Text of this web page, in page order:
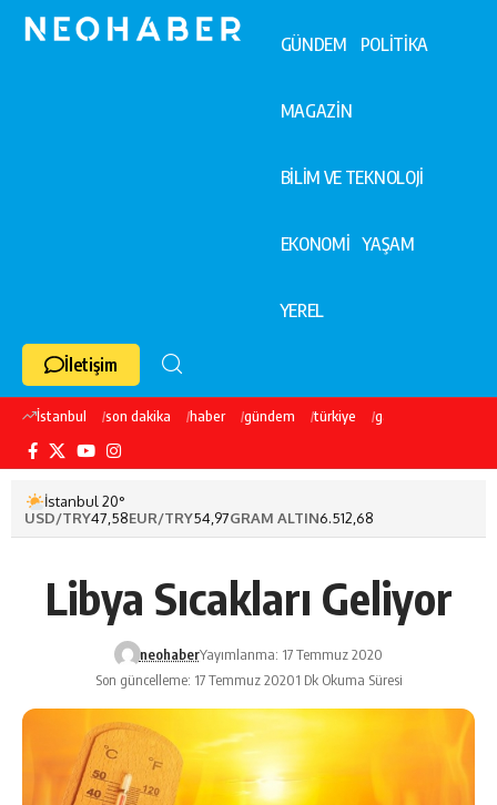
GÜNDEM POLİTİKA
MAGAZİN
BİLİM VE TEKNOLOJİ
EKONOMİ YAŞAM
YEREL
İletişim
İstanbul son dakika haber gündem türkiye galatasaray
İstanbul 20°
USD/TRY47,58EUR/TRY54,97GRAM ALTIN6.512,68
Libya Sıcakları Geliyor
neohaberYayımlanma: 17 Temmuz 2020
Son güncelleme: 17 Temmuz 20201 Dk Okuma Süresi